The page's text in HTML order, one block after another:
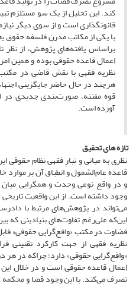
کند. این تحلیل از یک سو مستلزم
قانونگذاری است و از سوی دیگر
با یکی از مکاتب مدرن فلسفه حقوق
براساس یافته‌های پژوهش، ‌‌از نظر
اِعمال قاعده حقوقی بوده و همین
نظریه فقهی با نقش قاضی در مکتب
‌‌هرچند در حال حاضر جایگزینی
قوه مقننه، ‌‌صورت‌بندی جدیدی در
آورده است.
تازه های تحقیق
نظری به مبانی و تبارِ فقهی نظام
قاعده عام‌الشمول و انطباق آن بر
و در واقع نوعی وحدت و همگرایی
وجود داشته است. از این واقعیت
می‌تواند در پژوهش‌های مرتبط با
این‌که علی‌رغم تفاوت‌های بنیادینی که
قضاوت در مکتب «واقع‌گرایی حقوقی»
نظریه فقهی از جهت کارکرد تقنینی
«واقع‌گرایی حقوقی» دارد؛ چراکه در
اِعمال قاعده حقوقی است و در خلال
تصرف می‌کند. با این وجود قضا و